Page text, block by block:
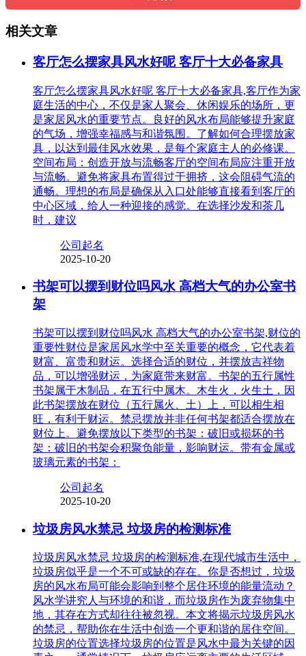
相关文章
客厅怎么摆家具风水好呢 客厅十大必备家具
客厅怎么摆家具风水好呢 客厅十大必备家具,客厅作为家
庭生活的中心，不仅是家人聚会、休闲娱乐的场所，更
是家居风水的重要节点。良好的风水布局能够提升家庭
的气场，增强幸福感与和谐氛围。了解如何合理摆放家
具，以达到最佳风水效果，是每个家庭主人的必修课。
空间布局：创造开放与流畅客厅的空间布局应注重开放
与流畅。避免将家具布置得过于拥挤，这会阻碍气流的
通畅。理想的布局是确保从入口处能够直接看到客厅的
中心区域，给人一种迎接的感觉。在选择沙发和茶几
时，建议
公司起名
2025-10-20
书架可以摆到财位吗风水 高档大气的办公室书
架
书架可以摆到财位吗风水 高档大气的办公室书架,财位的
重要性财位是家居风水学中至关重要的概念，它代表着
财富、富贵和财运。选择合适的财位，并摆放吉祥物
品，可以增强财运，为家庭带来财富。书架的五行属性
书架属于木制品，在五行中属木。木生火，火生土，因
此书架摆放在财位（五行属火、土）上，可以相生相
旺，有利于财运。禁忌摆放并非任何书架都适合摆放在
财位上。避免摆放以下类型的书架：破旧或损坏的书
架：破旧的书架会积聚负能量，影响财运。带有金属或
玻璃元素的书架：
公司起名
2025-10-20
垃圾房风水禁忌 垃圾房的检测标准
垃圾房风水禁忌 垃圾房的检测标准,在现代城市生活中，
垃圾房似乎是一个不可或缺的存在。你是否想过，垃圾
房的风水布局可能会影响到整个居住环境的能量流动？
风水学讲究人与环境的和谐，而垃圾房作为废弃物集中
地，其存在方式却往往被忽视。本文将揭示垃圾房风水
的禁忌，帮助你在生活中创造一个更和谐的居住空间。
垃圾房的位置选择垃圾房的位置是风水中最为关键的因